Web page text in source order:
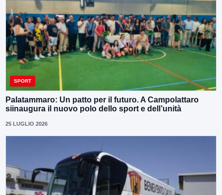
SPORT
Palatammaro: Un patto per il futuro. A Campolattaro
siinaugura il nuovo polo dello sport e dell’unità
25 LUGLIO 2026